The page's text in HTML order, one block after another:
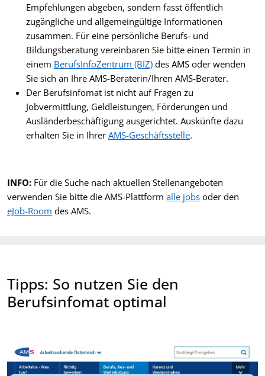
Empfehlungen abgeben, sondern fasst öffentlich
zugängliche und allgemeingültige Informationen
zusammen. Für eine persönliche Berufs- und
Bildungsberatung vereinbaren Sie bitte einen Termin in
einem BerufsInfoZentrum (BIZ) des AMS oder wenden
Sie sich an Ihre AMS-Beraterin/Ihren AMS-Berater.
Der Berufsinfomat ist nicht auf Fragen zu
Jobvermittlung, Geldleistungen, Förderungen und
Ausländerbeschäftigung ausgerichtet. Auskünfte dazu
erhalten Sie in Ihrer AMS-Geschäftsstelle.
INFO: Für die Suche nach aktuellen Stellenangeboten
verwenden Sie bitte die AMS-Plattform alle jobs oder den
eJob-Room des AMS.
Tipps: So nutzen Sie den
Berufsinfomat optimal